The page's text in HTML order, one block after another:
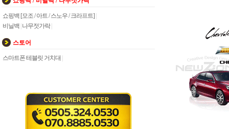
쇼핑백 [모조 / 아트 / 스노우 / 크라프트]
비닐백 나무젓가락|
스토어
스마트폰 테블릿 거치대